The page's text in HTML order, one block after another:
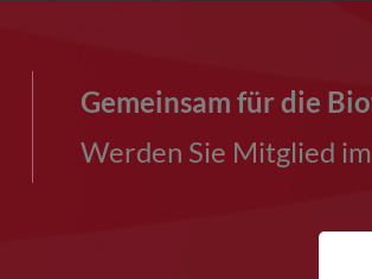
Gemeinsam für die
Werden Sie Mitglied